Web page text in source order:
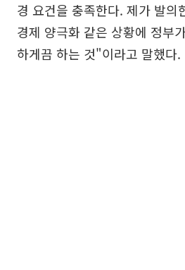
경 요건을 충족한다. 제가 발의
경제 양극화 같은 상황에 정부
하게끔 하는 것"이라고 말했다.